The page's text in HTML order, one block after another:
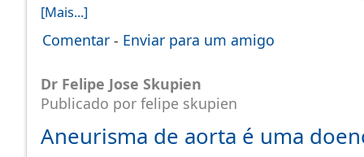
[Mais...]
Comentar - Enviar para um amigo
Dr Felipe Jose Skupien
Publicado por felipe skupien
Aneurisma de aorta é uma